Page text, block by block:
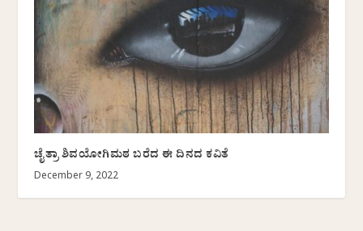
ಚೈತ್ರಾ ಶಿವಯೋಗಿಮಠ ಬರೆದ ಈ ದಿನದ ಕವಿತೆ
December 9, 2022